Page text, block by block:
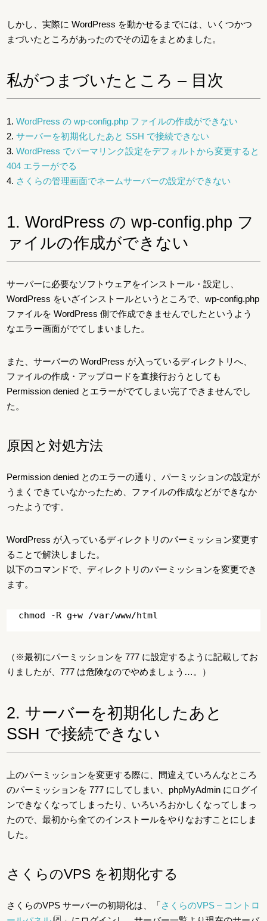
しかし、実際に WordPress を動かせるまでには、いくつかつ
まづいたところがあったのでその辺をまとめました。
私がつまづいたところ – 目次
1.WordPress の wp-config.php ファイルの作成ができない
2.サーバーを初期化したあと SSH で接続できない
3.WordPress でパーマリンク設定をデフォルトから変更すると
404 エラーがでる
4. さくらの管理画面でネームサーバーの設定ができない
1. WordPress の wp-config.php フ
ァイルの作成ができない
サーバーに必要なソフトウェアをインストール・設定し、
WordPress をいざインストールというところで、wp-config.php
ファイルを WordPress 側で作成できませんでしたというよう
なエラー画面がでてしまいました。
また、サーバーの WordPress が入っているディレクトリへ、
ファイルの作成・アップロードを直接行おうとしても
Permission denied とエラーがでてしまい完了できませんでし
た。
原因と対処方法
Permission denied とのエラーの通り、パーミッションの設定が
うまくできていなかったため、ファイルの作成などができなか
ったようです。
WordPress が入っているディレクトリのパーミッション変更す
ることで解決しました。
以下のコマンドで、ディレクトリのパーミッションを変更でき
ます。
（※最初にパーミッションを 777 に設定するように記載してお
りましたが、777 は危険なのでやめましょう…。）
2. サーバーを初期化したあと
SSH で接続できない
上のパーミッションを変更する際に、間違えていろんなところ
のパーミッションを 777 にしてしまい、phpMyAdmin にログイ
ンできなくなってしまったり、いろいろおかしくなってしまっ
たので、最初から全てのインストールをやりなおすことにしま
した。
さくらのVPS を初期化する
さくらのVPS サーバーの初期化は、「さくらのVPS – コントロ